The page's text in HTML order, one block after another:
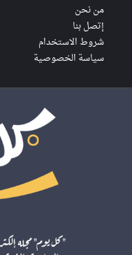
من نحن
إتصل بنا
شروط الاستخدام
سياسة الخصوصية